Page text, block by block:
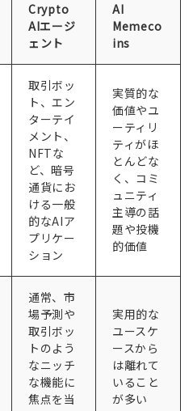
Crypto
AIエージ
ェント
AI
Memeco
ins
取引ボッ
ト、エン
ターテイ
メント、
NFTな
ど、暗号
通貨にお
ける一般
的なAIア
プリケー
ション
実質的な
価値やユ
ーティリ
ティがほ
とんどな
く、コミ
ュニティ
主導の話
題や投機
的価値
通常、市
場予測や
取引ボッ
トのよう
なニッチ
な機能に
焦点を当
実用的な
ユースケ
ースから
は離れて
いること
が多い